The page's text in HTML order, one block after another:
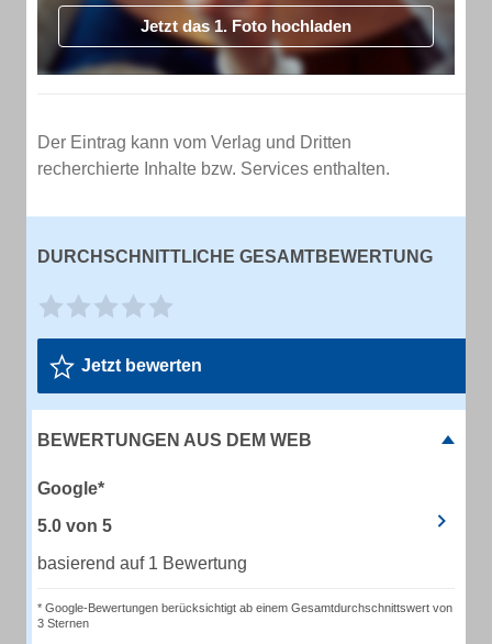
Jetzt das 1. Foto hochladen
Der Eintrag kann vom Verlag und Dritten
recherchierte Inhalte bzw. Services enthalten.
DURCHSCHNITTLICHE GESAMTBEWERTUNG
Jetzt bewerten
BEWERTUNGEN AUS DEM WEB
Google*
5.0 von 5
basierend auf 1 Bewertung
* Google-Bewertungen berücksichtigt ab einem Gesamtdurchschnittswert von
3 Sternen